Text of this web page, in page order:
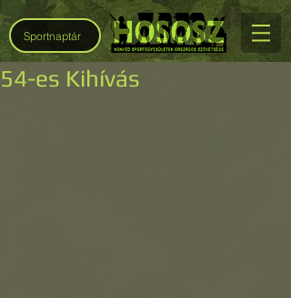
Sportnaptár
54-es Kihívás